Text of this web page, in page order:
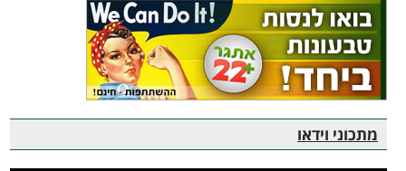
מתכוני וידאו